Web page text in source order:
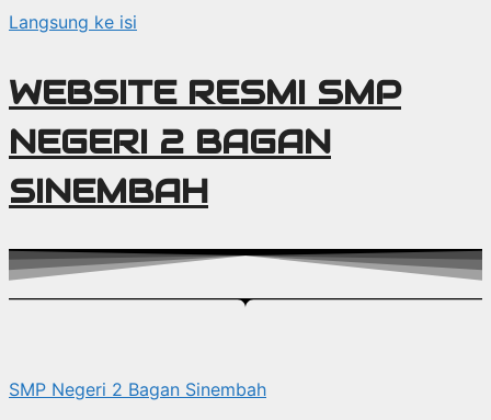
Langsung ke isi
WEBSITE RESMI SMP
NEGERI 2 BAGAN
SINEMBAH
SMP Negeri 2 Bagan Sinembah